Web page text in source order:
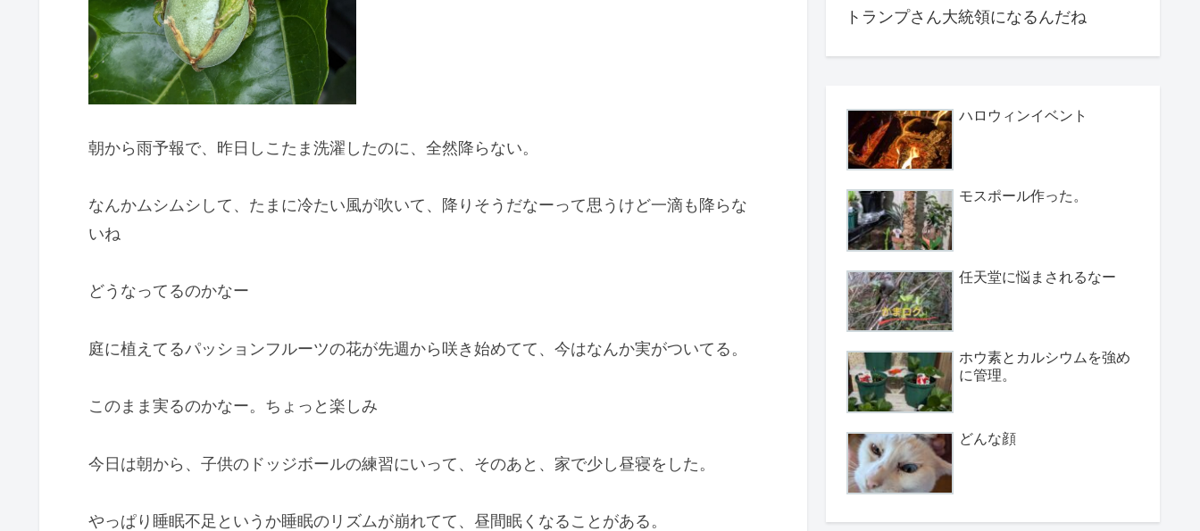
朝から雨予報で、昨日しこたま洗濯したのに、全然降らない。
なんかムシムシして、たまに冷たい風が吹いて、降りそうだなーって思うけど一滴も降らな
いね
どうなってるのかなー
庭に植えてるパッションフルーツの花が先週から咲き始めてて、今はなんか実がついてる。
このまま実るのかなー。ちょっと楽しみ
今日は朝から、子供のドッジボールの練習にいって、そのあと、家で少し昼寝をした。
やっぱり睡眠不足というか睡眠のリズムが崩れてて、昼間眠くなることがある。
トランプさん大統領になるんだね
ハロウィンイベント
モスポール作った。
任天堂に悩まされるなー
ホウ素とカルシウムを強め
に管理。
どんな顔